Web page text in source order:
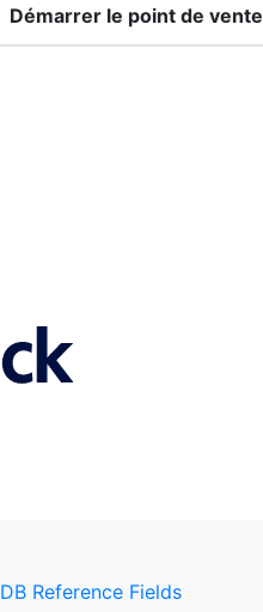
Démarrer le point de vente
DB Reference Fields